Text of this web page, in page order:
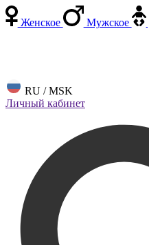
Женское Мужское
RU / MSK
Личный кабинет